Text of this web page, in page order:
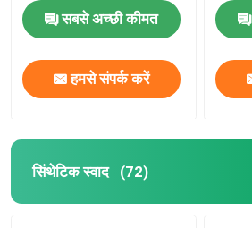
सबसे अच्छी कीमत
हमसे संपर्क करें
सिंथेटिक स्वाद (72)